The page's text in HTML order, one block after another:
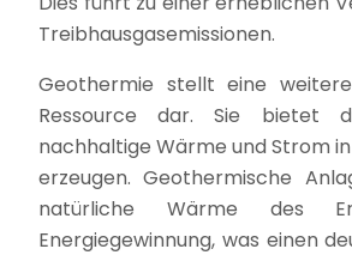
Treibhausgasemissionen.
Geothermie stellt eine
Ressource dar. Sie bietet
nachhaltige Wärme und Strom
erzeugen. Geothermische
natürliche Wärme des
Energiegewinnung, was einen